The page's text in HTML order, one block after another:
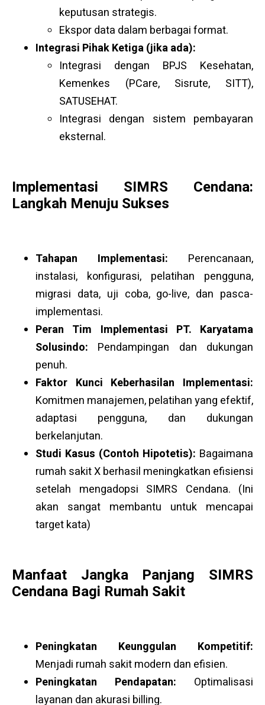
keputusan strategis.
Ekspor data dalam berbagai format.
Integrasi Pihak Ketiga (jika ada):
Integrasi dengan BPJS Kesehatan,
Kemenkes (PCare, Sisrute, SITT),
SATUSEHAT.
Integrasi dengan sistem pembayaran
eksternal.
Implementasi SIMRS Cendana:
Langkah Menuju Sukses
Tahapan Implementasi: Perencanaan,
instalasi, konfigurasi, pelatihan pengguna,
migrasi data, uji coba, go-live, dan pasca-
implementasi.
Peran Tim Implementasi PT. Karyatama
Solusindo: Pendampingan dan dukungan
penuh.
Faktor Kunci Keberhasilan Implementasi:
Komitmen manajemen, pelatihan yang efektif,
adaptasi pengguna, dan dukungan
berkelanjutan.
Studi Kasus (Contoh Hipotetis): Bagaimana
rumah sakit X berhasil meningkatkan efisiensi
setelah mengadopsi SIMRS Cendana. (Ini
akan sangat membantu untuk mencapai
target kata)
Manfaat Jangka Panjang SIMRS
Cendana Bagi Rumah Sakit
Peningkatan Keunggulan Kompetitif:
Menjadi rumah sakit modern dan efisien.
Peningkatan Pendapatan: Optimalisasi
layanan dan akurasi billing.